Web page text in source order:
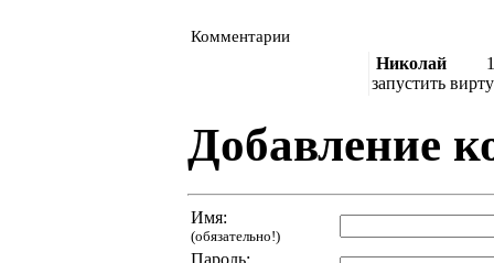
Комментарии
Николай
запустить
Добавление
Имя:
(обязательно!)
Пароль: